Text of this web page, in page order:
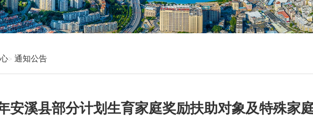
通知公告
安溪县部分计划生育家庭奖励扶助对象及特殊家